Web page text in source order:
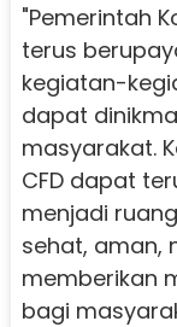
"Pemerintah
terus
kegiatan-
dapat
masyarakat.
CFD dapat
menjadi
sehat, aman,
memberikan
bagi